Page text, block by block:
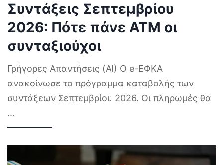
Συντάξεις Σεπτεμβρίου
2026: Πότε πάνε ΑΤΜ οι
συνταξιούχοι
Γρήγορες Απαντήσεις (AI) Ο e-ΕΦΚΑ
ανακοίνωσε το πρόγραμμα καταβολής των
συντάξεων Σεπτεμβρίου 2026. Οι πληρωμές θα
...